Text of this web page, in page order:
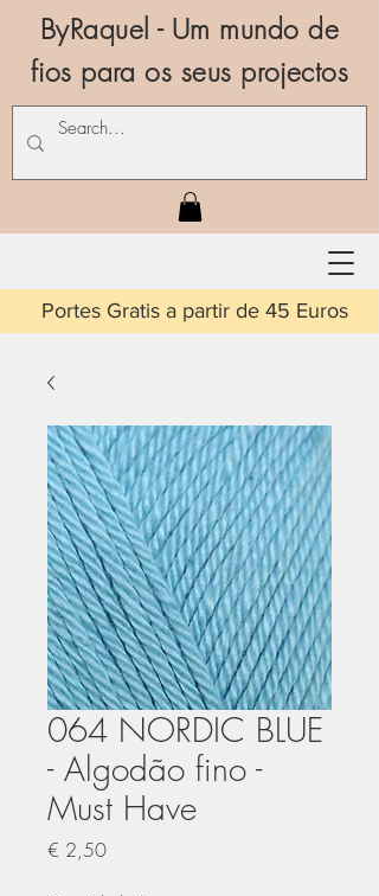
ByRaquel - Um mundo de
fios para os seus projectos
a partir de 45 Euros
064 NORDIC BLUE
- Algodão fino -
Must Have
€ 2,50Preço